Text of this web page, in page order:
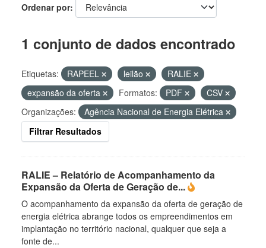
Ordenar por
1 conjunto de dados encontrado
Etiquetas: RAPEEL leilão
RALIE
expansão da oferta
Formatos: PDF
CSV
Organizações:
Agência Nacional de Energia Elétrica
Filtrar Resultados
RALIE – Relatório de Acompanhamento da
Expansão da Oferta de Geração de...
O acompanhamento da expansão da oferta de geração de
energia elétrica abrange todos os empreendimentos em
implantação no território nacional, qualquer que seja a
fonte de...